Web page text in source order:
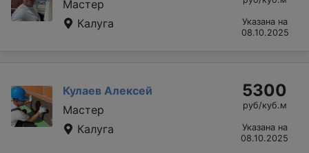
Мастер
Калуга
Указана на
08.10.2025
Кулаев Алексей
Мастер
Калуга
5300
руб/куб.м
Указана на
08.10.2025